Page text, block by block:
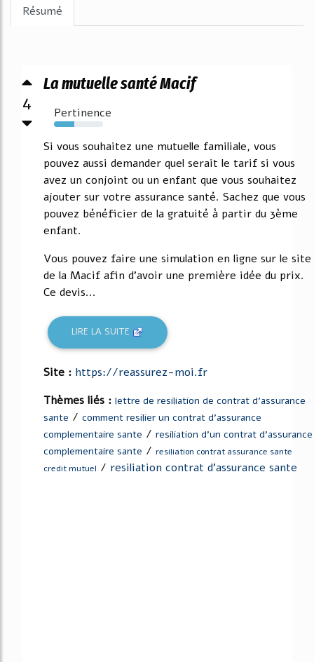
Résumé
4
La mutuelle santé Macif
Pertinence
42%
Si vous souhaitez une mutuelle familiale, vous
pouvez aussi demander quel serait le tarif si vous
avez un conjoint ou un enfant que vous souhaitez
ajouter sur votre assurance santé. Sachez que vous
pouvez bénéficier de la gratuité à partir du 3ème
enfant.
Vous pouvez faire une simulation en ligne sur le site
de la Macif afin d'avoir une première idée du prix.
Ce devis...
LIRE LA SUITE
Site : https://reassurez-moi.fr
Thèmes liés : lettre de resiliation de contrat d'assurance
sante / comment resilier un contrat d'assurance
complementaire sante / resiliation d'un contrat d'assurance
complementaire sante / resiliation contrat assurance sante
credit mutuel / resiliation contrat d'assurance sante